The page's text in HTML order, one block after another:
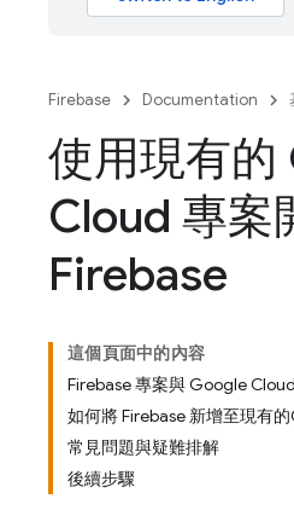
Firebase Documentation
使用現有的
Cloud 專案
Firebase
這個頁面中的內容
Firebase 專案與 Google
如何將 Firebase 新增至現有
常見問題與疑難排解
後續步驟